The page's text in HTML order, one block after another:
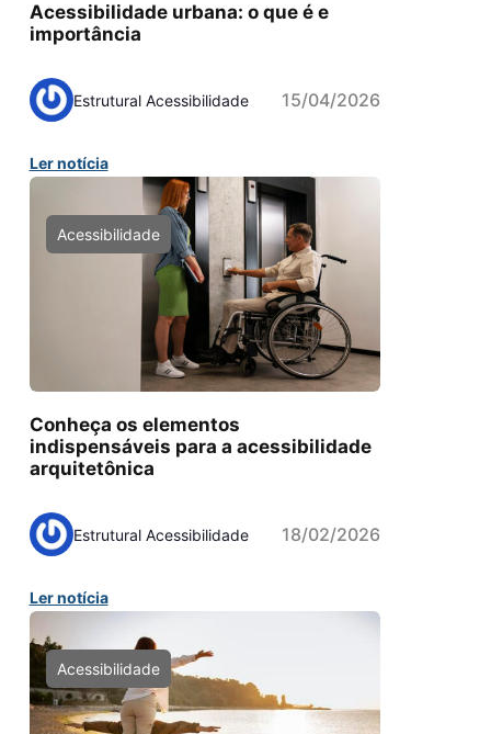
Acessibilidade urbana: o que é e
importância
Estrutural Acessibilidade 15/04/2026
Ler notícia
Acessibilidade
Conheça os elementos
indispensáveis para a acessibilidade
arquitetônica
Estrutural Acessibilidade 18/02/2026
Ler notícia
Acessibilidade